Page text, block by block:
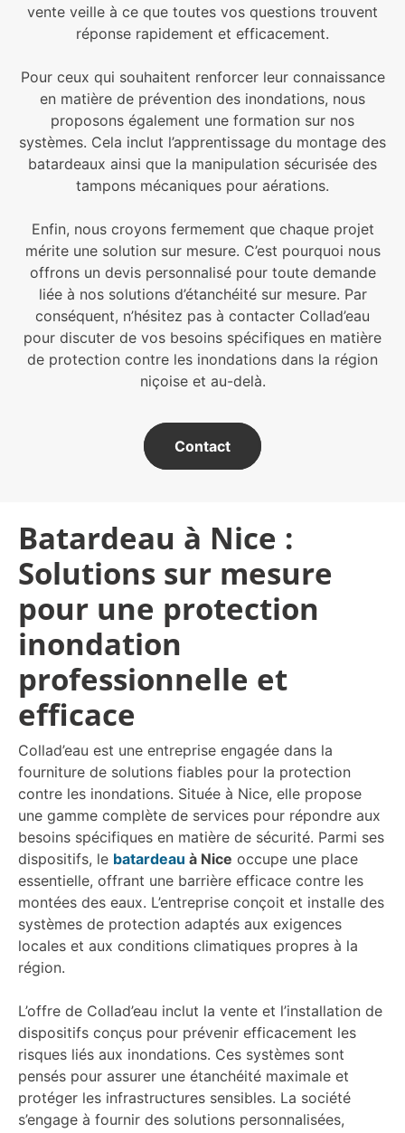
vente veille à ce que toutes vos questions trouvent
réponse rapidement et efficacement.
Pour ceux qui souhaitent renforcer leur connaissance
en matière de prévention des inondations, nous
proposons également une formation sur nos
systèmes. Cela inclut l’apprentissage du montage des
batardeaux ainsi que la manipulation sécurisée des
tampons mécaniques pour aérations.
Enfin, nous croyons fermement que chaque projet
mérite une solution sur mesure. C’est pourquoi nous
offrons un devis personnalisé pour toute demande
liée à nos solutions d’étanchéité sur mesure. Par
conséquent, n’hésitez pas à contacter Collad’eau
pour discuter de vos besoins spécifiques en matière
de protection contre les inondations dans la région
niçoise et au-delà.
Contact
Batardeau à Nice :
Solutions sur mesure
pour une protection
inondation
professionnelle et
efficace
Collad’eau est une entreprise engagée dans la
fourniture de solutions fiables pour la protection
contre les inondations. Située à Nice, elle propose
une gamme complète de services pour répondre aux
besoins spécifiques en matière de sécurité. Parmi ses
dispositifs, le batardeau à Nice occupe une place
essentielle, offrant une barrière efficace contre les
montées des eaux. L’entreprise conçoit et installe des
systèmes de protection adaptés aux exigences
locales et aux conditions climatiques propres à la
région.
L’offre de Collad’eau inclut la vente et l’installation de
dispositifs conçus pour prévenir efficacement les
risques liés aux inondations. Ces systèmes sont
pensés pour assurer une étanchéité maximale et
protéger les infrastructures sensibles. La société
s’engage à fournir des solutions personnalisées,